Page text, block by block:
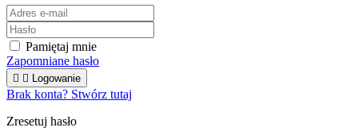
Pamiętaj mnie
Zapomniane hasło
  Logowanie
Brak konta? Stwórz tutaj
Zresetuj hasło